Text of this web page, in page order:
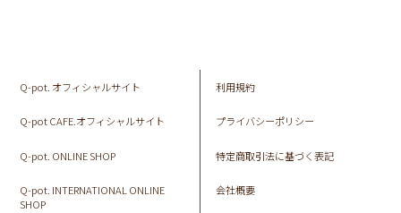
Q-pot. オフィシャルサイト
Q-pot CAFE.オフィシャルサイト
Q-pot. ONLINE SHOP
Q-pot. INTERNATIONAL ONLINE
SHOP
利用規約
プライバシーポリシー
特定商取引法に基づく表記
会社概要